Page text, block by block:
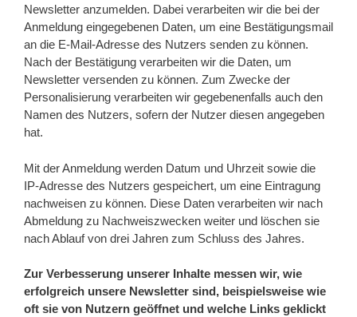
Newsletter anzumelden. Dabei verarbeiten wir die bei der
Anmeldung eingegebenen Daten, um eine Bestätigungsmail
an die E-Mail-Adresse des Nutzers senden zu können.
Nach der Bestätigung verarbeiten wir die Daten, um
Newsletter versenden zu können. Zum Zwecke der
Personalisierung verarbeiten wir gegebenenfalls auch den
Namen des Nutzers, sofern der Nutzer diesen angegeben
hat.
Mit der Anmeldung werden Datum und Uhrzeit sowie die
IP-Adresse des Nutzers gespeichert, um eine Eintragung
nachweisen zu können. Diese Daten verarbeiten wir nach
Abmeldung zu Nachweiszwecken weiter und löschen sie
nach Ablauf von drei Jahren zum Schluss des Jahres.
Zur Verbesserung unserer Inhalte messen wir, wie
erfolgreich unsere Newsletter sind, beispielsweise wie
oft sie von Nutzern geöffnet und welche Links geklickt